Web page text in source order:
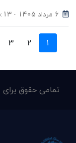
6 مرداد 1405 - 15:13
1
2
3
تمامی حقوق برای